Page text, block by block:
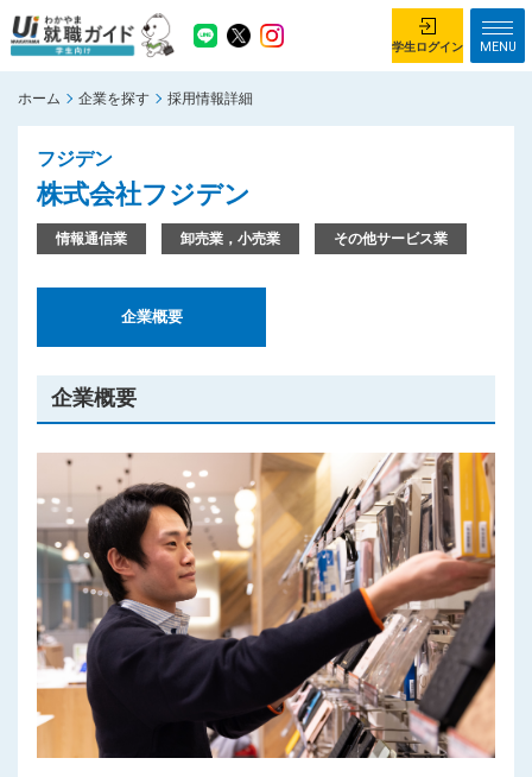
ホーム
がっつり就業体験コース ちょこっと仕事体験コース
総合トップページ
がっつり就業体験コース トップ
お問い合わせ
サイトマップ
利用規約
プライバシーポリシー
学生ログイン MENU
ホーム 企業を探す 採用情報詳細
フジデン
株式会社フジデン
情報通信業 卸売業，小売業 その他サービス業
企業概要
企業概要